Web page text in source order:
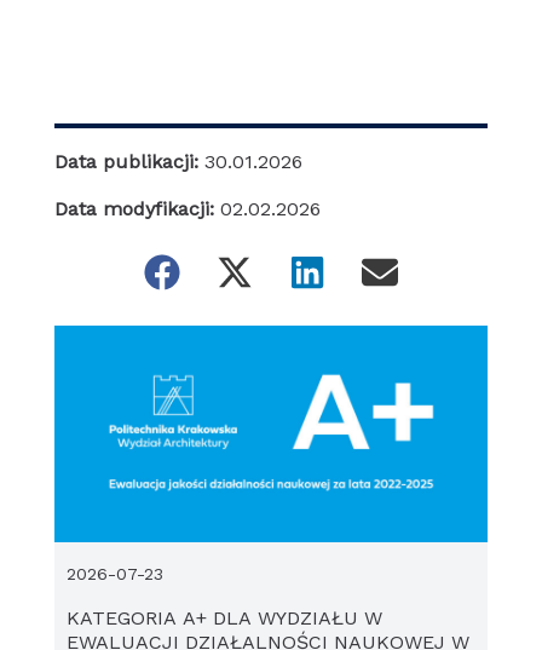
Data publikacji: 30.01.2026
Data modyfikacji: 02.02.2026
KATEGORIA A+ DLA WYDZIAŁU W
EWALUACJI DZIAŁALNOŚCI NAUKOWEJ W
2026-07-23